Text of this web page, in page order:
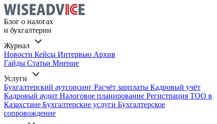
Блог о налогах
и бухгалтерии
Журнал
Новости Кейсы Интервью Архив
Гайды Статьи Мнение
Услуги
Бухгалтерский аутсорсинг Расчёт зарплаты Кадровый учёт
Кадровый аудит Налоговое планирование Регистрация ТОО в
Казахстане Бухгалтерские услуги Бухгалтерское
сопровождение